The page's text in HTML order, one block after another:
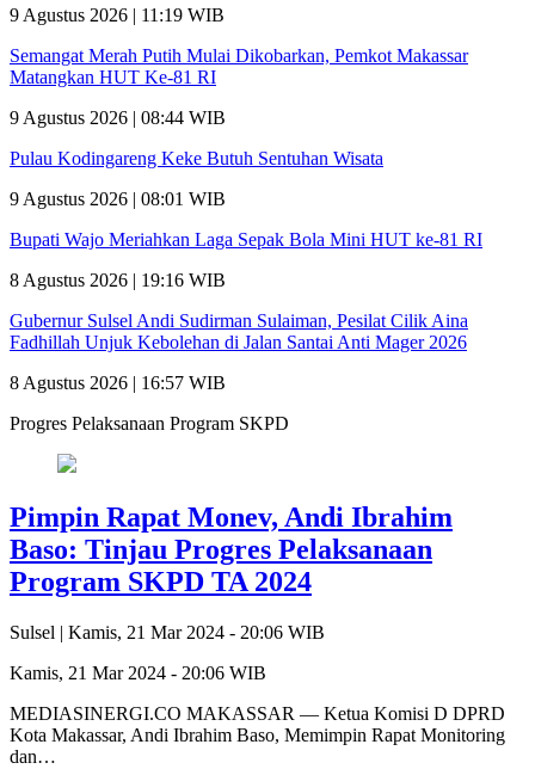
9 Agustus 2026 | 11:19 WIB
Semangat Merah Putih Mulai Dikobarkan, Pemkot Makassar
Matangkan HUT Ke-81 RI
9 Agustus 2026 | 08:44 WIB
Pulau Kodingareng Keke Butuh Sentuhan Wisata
9 Agustus 2026 | 08:01 WIB
Bupati Wajo Meriahkan Laga Sepak Bola Mini HUT ke-81 RI
8 Agustus 2026 | 19:16 WIB
Gubernur Sulsel Andi Sudirman Sulaiman, Pesilat Cilik Aina
Fadhillah Unjuk Kebolehan di Jalan Santai Anti Mager 2026
8 Agustus 2026 | 16:57 WIB
Progres Pelaksanaan Program SKPD
Pimpin Rapat Monev, Andi Ibrahim
Baso: Tinjau Progres Pelaksanaan
Program SKPD TA 2024
Sulsel | Kamis, 21 Mar 2024 - 20:06 WIB
Kamis, 21 Mar 2024 - 20:06 WIB
MEDIASINERGI.CO MAKASSAR — Ketua Komisi D DPRD
Kota Makassar, Andi Ibrahim Baso, Memimpin Rapat Monitoring
dan…